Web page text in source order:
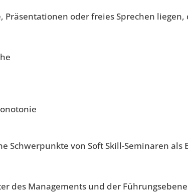
oder freies Sprechen
Schwerpunkte von Soft Skill-Seminaren als
des Managements und der